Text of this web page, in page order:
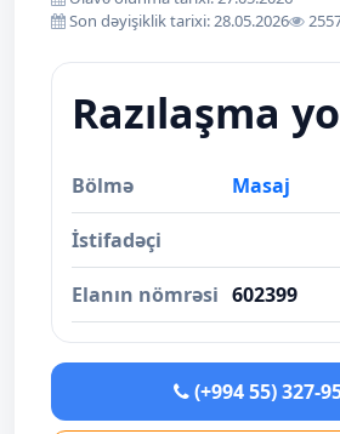
Son dəyişiklik tarixi: 28.05.2026
Razılaşma
Bölmə Masaj
İstifadəçi
Elanın nömrəsi 602399
(+994 55) 327-